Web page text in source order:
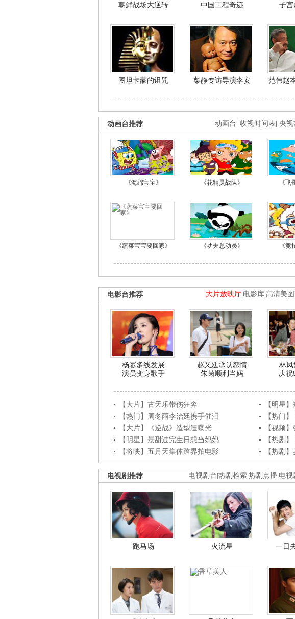
朝鲜战场大逆转 中国工程奇迹 子宫
图坦卡蒙的诅咒 柴静专访导演李安 范伟赵
动画台 收视时间表 央视
动画台推荐
《海绵宝宝》 《花精灵战队》 《飞
《蔬菜宝宝要回家》 《功夫总动员》 《竞
大片放映厅 电影库 高清美图
电影台推荐
杨幂多线发展
演员变身歌手
赵又廷承认恋情
朱茵顺利当妈
林凤
庆祝
【大片】古天乐带伤狂奔
【明星
【热门】周冬雨李治廷携手催泪
【热门
【大片】《逆战》造型遭曝光
【视频
【明星】景甜过完生日想当妈妈
【热剧
【将映】五月天集体跨界拍电影
【热剧
电视剧台 热剧检索 热剧点播 电视
电视剧推荐
跑马场 火流星 一日